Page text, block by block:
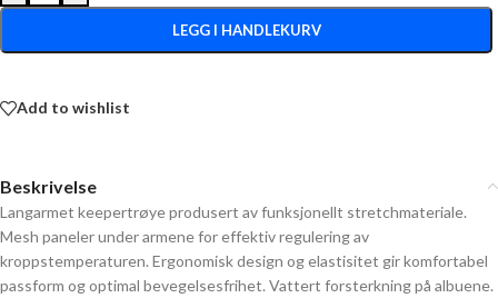
LEGG I HANDLEKURV
Add to wishlist
Beskrivelse
Langarmet keepertrøye produsert av funksjonellt stretchmateriale.
Mesh paneler under armene for effektiv regulering av
kroppstemperaturen. Ergonomisk design og elastisitet gir komfortabel
passform og optimal bevegelsesfrihet. Vattert forsterkning på albuene.